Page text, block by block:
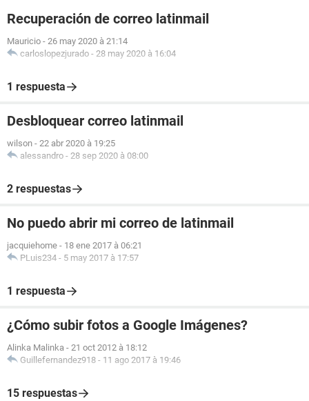
Recuperación de correo latinmail
Mauricio - 26 may 2020 à 21:14
carloslopezjurado - 28 may 2020 à 16:04
1 respuesta
Desbloquear correo latinmail
wilson - 22 abr 2020 à 19:25
alessandro - 28 sep 2020 à 08:00
2 respuestas
No puedo abrir mi correo de latinmail
jacquiehome - 18 ene 2017 à 06:21
PLuis234 - 5 may 2017 à 17:57
1 respuesta
¿Cómo subir fotos a Google Imágenes?
Alinka Malinka - 21 oct 2012 à 18:12
Guillefernandez918 - 11 ago 2017 à 19:46
15 respuestas